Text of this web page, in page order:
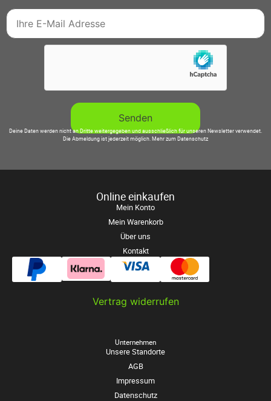
Deine Daten werden nicht an Dritte weitergegeben und ausschließlich für unseren Newsletter verwendet.
Die Abmeldung ist jederzeit möglich.Mehr zum Datenschutz
Online einkaufen
Mein Konto
Mein Warenkorb
Über uns
Kontakt
Vertrag widerrufen
Unternehmen
Unsere Standorte
AGB
Impressum
Datenschutz